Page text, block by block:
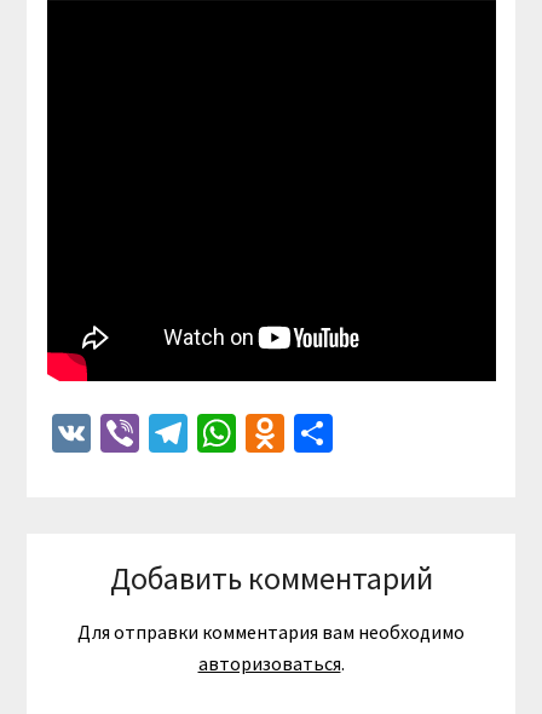
VKViberTelegram
WhatsApp
Odnoklassniki
Отправить
Добавить комментарий
Для отправки комментария вам необходимо
авторизоваться.